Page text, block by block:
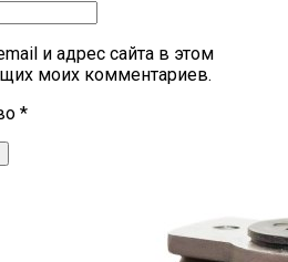
и адрес сайта в этом
моих комментариев.
*